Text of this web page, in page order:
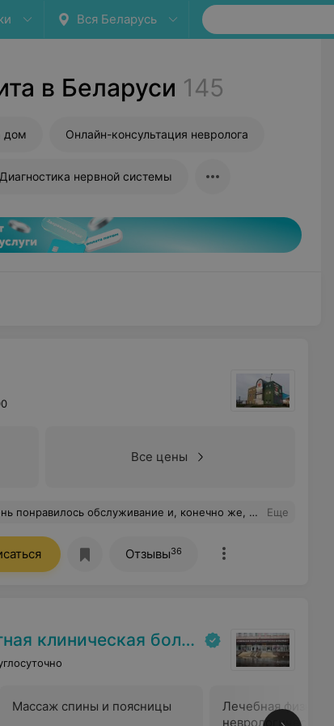
Вся Беларусь
в Беларуси 145
дом Онлайн-консультация невролога
Диагностика нервной системы
Все цены
после ряда повторных процедур. Мелкие морщинки разгладились, также избавилась от жирного блеска. Еще
Отзывы36
клиническая больница
Массаж спины и поясницы
Лечебная
неврологических